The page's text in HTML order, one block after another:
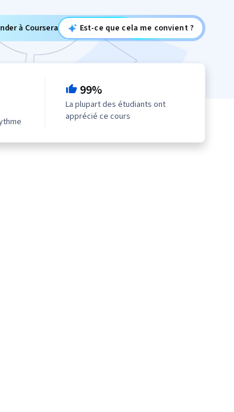
à Coursera Est-ce que cela me convient ?
99%
La plupart des étudiants ont
apprécié ce cours